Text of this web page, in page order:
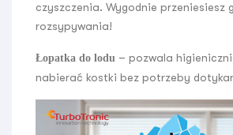
czyszczenia. Wygodnie przeniesiesz
rozsypywania!
Łopatka do lodu – pozwala
nabierać kostki bez potrzeby